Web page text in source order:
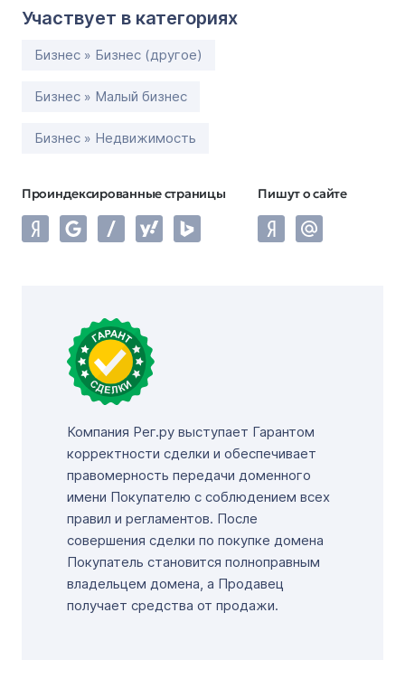
Участвует в категориях
Бизнес » Бизнес (другое)
Бизнес » Малый бизнес
Бизнес » Недвижимость
Проиндексированные страницы Пишут о сайте
Компания Рег.ру выступает Гарантом
корректности сделки и обеспечивает
правомерность передачи доменного
имени Покупателю с соблюдением всех
правил и регламентов. После
совершения сделки по покупке домена
Покупатель становится полноправным
владельцем домена, а Продавец
получает средства от продажи.